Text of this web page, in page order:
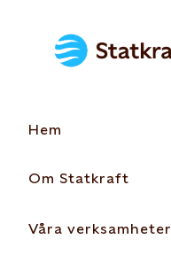
Hem
Om Statkraft
Våra verksamheter